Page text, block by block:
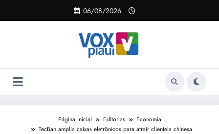
o
06/08/2026
Página inicial Editorias
Economia
TecBan amplia caixas eletrônicos para atrair clientela chinesa